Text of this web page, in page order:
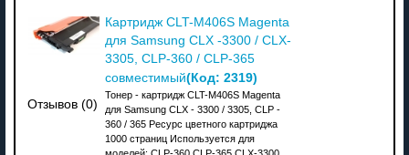
Отзывов (0)
Картридж CLT-M406S Magenta
для Samsung CLX -3300 / CLX-
3305, CLP-360 / CLP-365
совместимый(Код: 2319)
Тонер - картридж CLT-M406S Magenta
для Samsung CLX - 3300 / 3305, CLP -
360 / 365 Ресурс цветного картриджа
1000 страниц Используется для